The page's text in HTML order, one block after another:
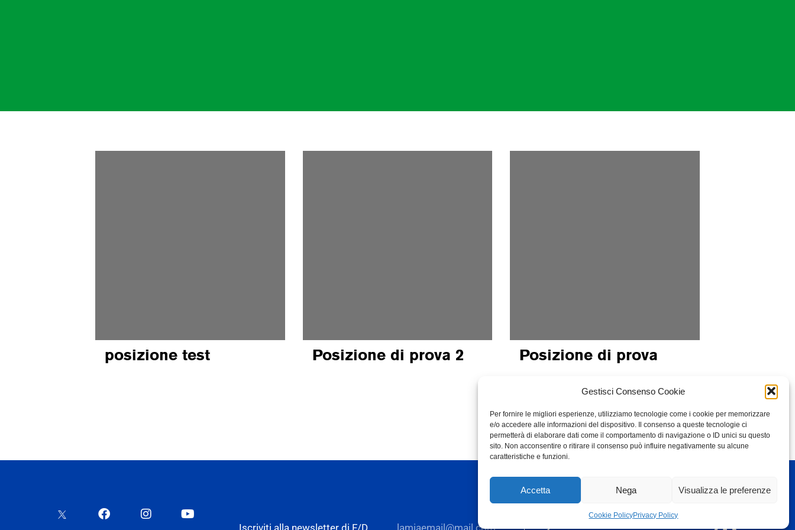
Gestisci Consenso Cookie
Per fornire le migliori esperienze, utilizziamo tecnologie come i cookie per memorizzare
e/o accedere alle informazioni del dispositivo. Il consenso a queste tecnologie ci
permetterà di elaborare dati come il comportamento di navigazione o ID unici su questo
sito. Non acconsentire o ritirare il consenso può influire negativamente su alcune
caratteristiche e funzioni.
Accetta Nega Visualizza le preferenze
Cookie PolicyPrivacy Policy
posizione test Posizione di prova 2 Posizione di prova
Iscriviti alla newsletter di F/D